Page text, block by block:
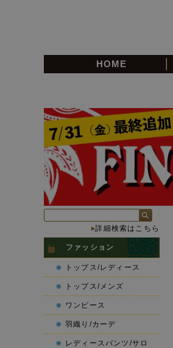
HOME
詳細検索はこちら
ファッション
トップス/レディース
トップス/メンズ
ワンピース
羽織り/カーデ
レディースパンツ/サロ